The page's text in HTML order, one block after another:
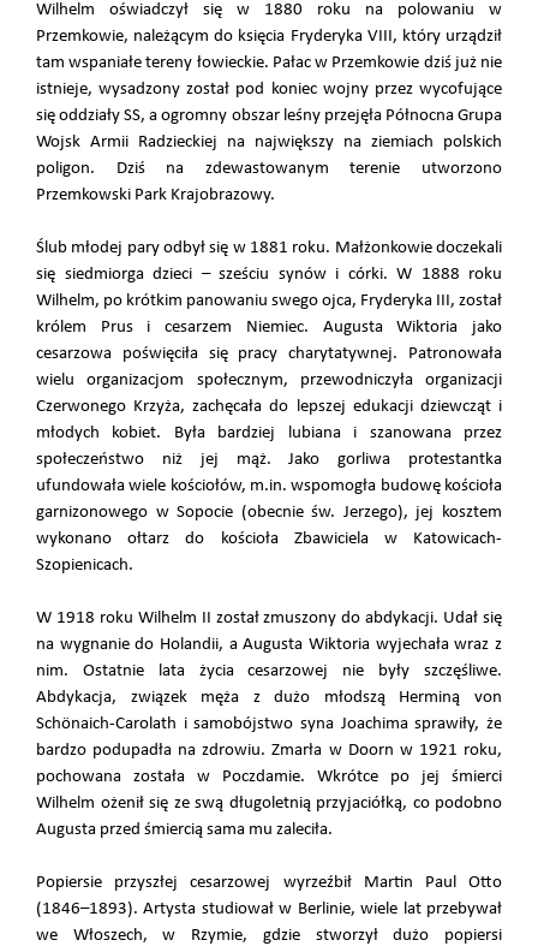
Wilhelm oświadczył się w 1880 roku na polowaniu w
Przemkowie, należącym do księcia Fryderyka VIII, który urządził
tam wspaniałe tereny łowieckie. Pałac w Przemkowie dziś już nie
istnieje, wysadzony został pod koniec wojny przez wycofujące
się oddziały SS, a ogromny obszar leśny przejęła Północna Grupa
Wojsk Armii Radzieckiej na największy na ziemiach polskich
poligon. Dziś na zdewastowanym terenie utworzono
Przemkowski Park Krajobrazowy.
Ślub młodej pary odbył się w 1881 roku. Małżonkowie doczekali
się siedmiorga dzieci – sześciu synów i córki. W 1888 roku
Wilhelm, po krótkim panowaniu swego ojca, Fryderyka III, został
królem Prus i cesarzem Niemiec. Augusta Wiktoria jako
cesarzowa poświęciła się pracy charytatywnej. Patronowała
wielu organizacjom społecznym, przewodniczyła organizacji
Czerwonego Krzyża, zachęcała do lepszej edukacji dziewcząt i
młodych kobiet. Była bardziej lubiana i szanowana przez
społeczeństwo niż jej mąż. Jako gorliwa protestantka
ufundowała wiele kościołów, m.in. wspomogła budowę kościoła
garnizonowego w Sopocie (obecnie św. Jerzego), jej kosztem
wykonano ołtarz do kościoła Zbawiciela w Katowicach-
Szopienicach.
W 1918 roku Wilhelm II został zmuszony do abdykacji. Udał się
na wygnanie do Holandii, a Augusta Wiktoria wyjechała wraz z
nim. Ostatnie lata życia cesarzowej nie były szczęśliwe.
Abdykacja, związek męża z dużo młodszą Herminą von
Schönaich-Carolath i samobójstwo syna Joachima sprawiły, że
bardzo podupadła na zdrowiu. Zmarła w Doorn w 1921 roku,
pochowana została w Poczdamie. Wkrótce po jej śmierci
Wilhelm ożenił się ze swą długoletnią przyjaciółką, co podobno
Augusta przed śmiercią sama mu zaleciła.
Popiersie przyszłej cesarzowej wyrzeźbił Martin Paul Otto
(1846–1893). Artysta studiował w Berlinie, wiele lat przebywał
we Włoszech, w Rzymie, gdzie stworzył dużo popiersi